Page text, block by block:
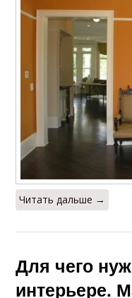
Читать дальше →
Для чего
интерьере.